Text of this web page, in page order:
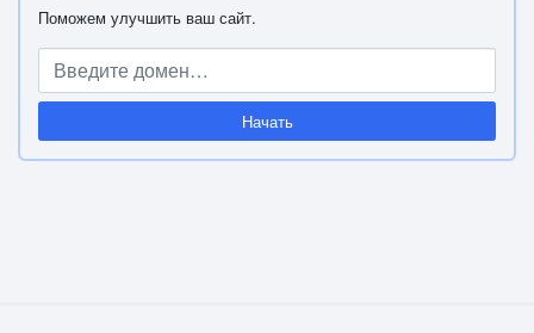
Поможем улучшить ваш сайт.
Начать